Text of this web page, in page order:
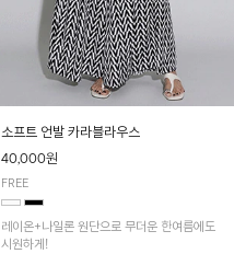
소프트 언발 카라블라우스
40,000원
FREE
레이온+나일론 원단으로 무더운 한여름에도
시원하게!